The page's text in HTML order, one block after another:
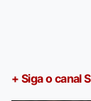
+ Siga o canal